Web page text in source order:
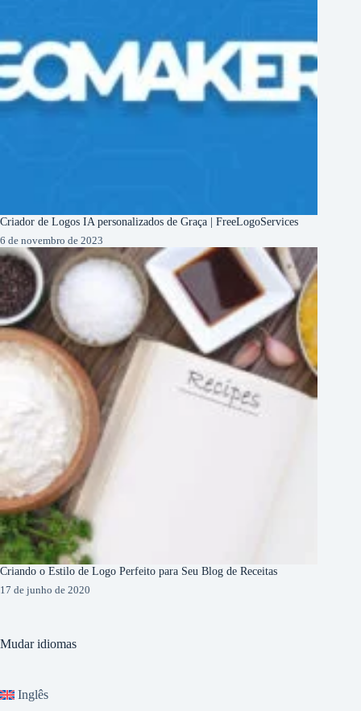
Criador de Logos IA personalizados de Graça | FreeLogoServices
6 de novembro de 2023
Criando o Estilo de Logo Perfeito para Seu Blog de Receitas
17 de junho de 2020
Mudar idiomas
Inglês